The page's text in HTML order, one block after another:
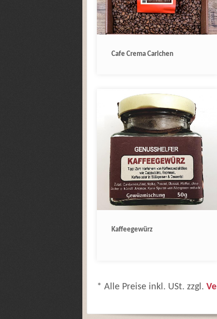
Cafe Crema Carlchen
Kaffeegewürz
* Alle Preise inkl. USt. zzgl.